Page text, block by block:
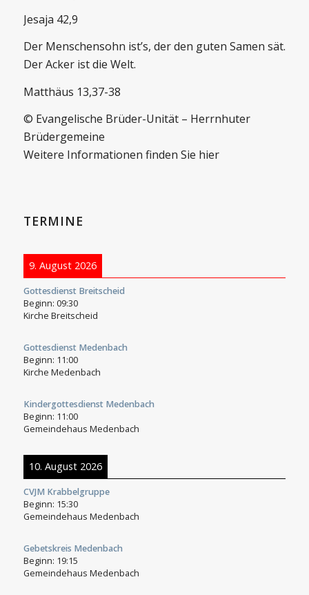
Jesaja 42,9
Der Menschensohn ist’s, der den guten Samen sät.
Der Acker ist die Welt.
Matthäus 13,37-38
© Evangelische Brüder-Unität – Herrnhuter
Brüdergemeine
Weitere Informationen finden Sie hier
TERMINE
9. August 2026
Gottesdienst Breitscheid
Beginn: 09:30
Kirche Breitscheid
Gottesdienst Medenbach
Beginn: 11:00
Kirche Medenbach
Kindergottesdienst Medenbach
Beginn: 11:00
Gemeindehaus Medenbach
10. August 2026
CVJM Krabbelgruppe
Beginn: 15:30
Gemeindehaus Medenbach
Gebetskreis Medenbach
Beginn: 19:15
Gemeindehaus Medenbach